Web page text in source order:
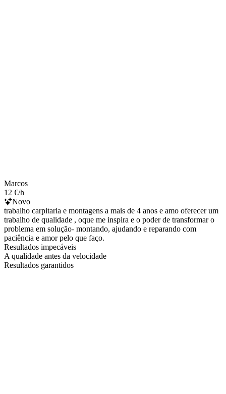
Marcos
12 €/h
Novo
trabalho carpitaria e montagens a mais de 4 anos e amo oferecer um
trabalho de qualidade , oque me inspira e o poder de transformar o
problema em solução- montando, ajudando e reparando com
paciência e amor pelo que faço.
Resultados impecáveis
A qualidade antes da velocidade
Resultados garantidos